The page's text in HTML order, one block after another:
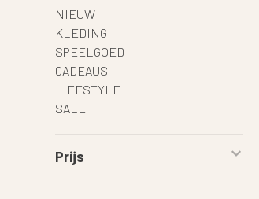
NIEUW
KLEDING
SPEELGOED
CADEAUS
LIFESTYLE
SALE
Prijs